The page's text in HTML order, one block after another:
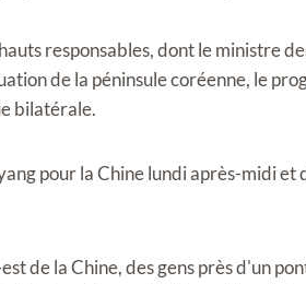
responsables, dont le ministre
de la péninsule coréenne, le
bilatérale.
pour la Chine lundi après-midi et
de la Chine, des gens près d'un